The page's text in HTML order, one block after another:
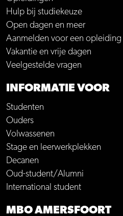
Hulp bij studiekeuze
Open dagen en meer
Aanmelden voor een opleiding
Vakantie en vrije dagen
Veelgestelde vragen
INFORMATIE VOOR
Studenten
Ouders
Volwassenen
Stage en leerwerkplekken
Decanen
Oud-student/Alumni
International student
MBO AMERSFOORT